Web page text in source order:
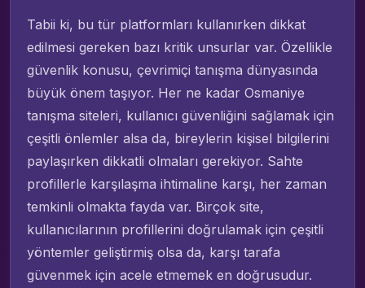
Tabii ki, bu tür platformları kullanırken dikkat
edilmesi gereken bazı kritik unsurlar var. Özellikle
güvenlik konusu, çevrimiçi tanışma dünyasında
büyük önem taşıyor. Her ne kadar Osmaniye
tanışma siteleri, kullanıcı güvenliğini sağlamak için
çeşitli önlemler alsa da, bireylerin kişisel bilgilerini
paylaşırken dikkatli olmaları gerekiyor. Sahte
profillerle karşılaşma ihtimaline karşı, her zaman
temkinli olmakta fayda var. Birçok site,
kullanıcılarının profillerini doğrulamak için çeşitli
yöntemler geliştirmiş olsa da, karşı tarafa
güvenmek için acele etmemek en doğrusudur.